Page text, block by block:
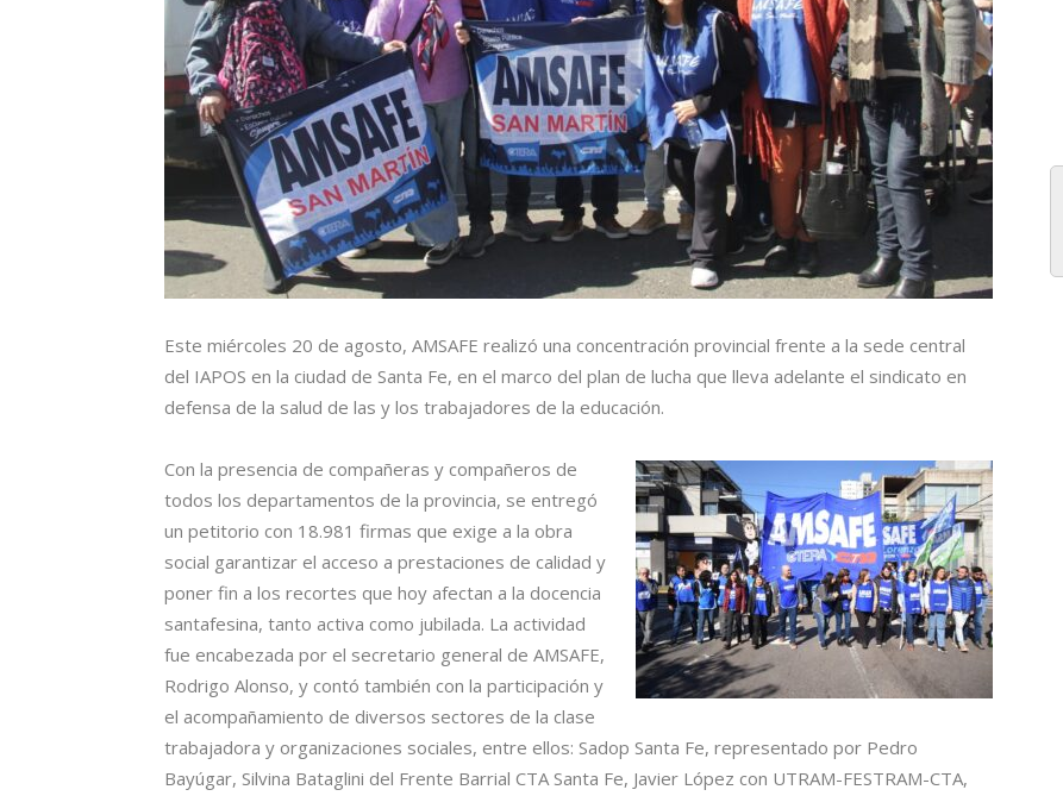
Este miércoles 20 de agosto, AMSAFE realizó una concentración provincial frente a la sede central
del IAPOS en la ciudad de Santa Fe, en el marco del plan de lucha que lleva adelante el sindicato en
defensa de la salud de las y los trabajadores de la educación.
Con la presencia de compañeras y compañeros de
todos los departamentos de la provincia, se entregó
un petitorio con 18.981 firmas que exige a la obra
social garantizar el acceso a prestaciones de calidad y
poner fin a los recortes que hoy afectan a la docencia
santafesina, tanto activa como jubilada. La actividad
fue encabezada por el secretario general de AMSAFE,
Rodrigo Alonso, y contó también con la participación y
el acompañamiento de diversos sectores de la clase
trabajadora y organizaciones sociales, entre ellos: Sadop Santa Fe, representado por Pedro
Bayúgar, Silvina Bataglini del Frente Barrial CTA Santa Fe, Javier López con UTRAM-FESTRAM-CTA,